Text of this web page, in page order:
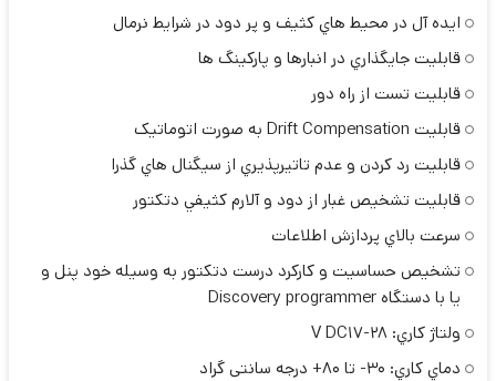
ايده آل در محيط هاي كثيف و پر دود در شرايط نرمال
قابليت جايگذاري در انبارها و پاركينگ ها
قابليت تست از راه دور
قابليت Drift Compensation به صورت اتوماتيک
قابليت رد كردن و عدم تاتيرپذيري از سيگنال هاي گذرا
قابليت تشخيص غبار از دود و آلارم كثيفي دتكتور
سرعت بالاي پردازش اطلاعات
تشخيص حساسيت و كاركرد درست دتكتور به وسيله خود پنل و
يا با دستگاه Discovery programmer
ولتاژ كاري: V DC17-28
دماي كاري: 30- تا 80+ درجه سانتی گراد